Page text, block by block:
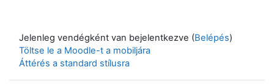
Jelenleg vendégként van bejelentkezve (Belépés)
Töltse le a Moodle-t a mobiljára
Áttérés a standard stílusra